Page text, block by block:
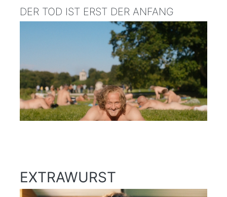
DER TOD IST ERST DER ANFANG
EXTRAWURST